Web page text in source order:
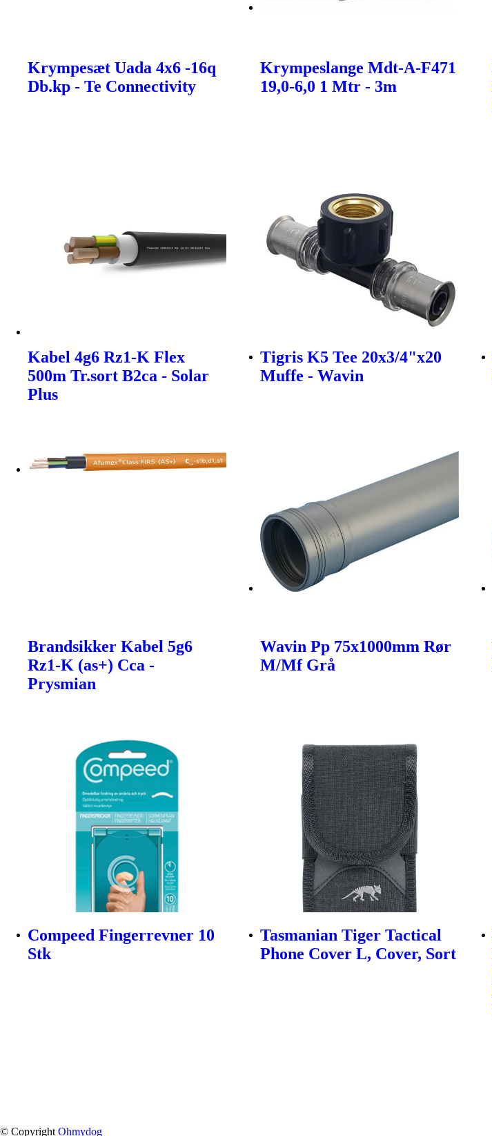
Krympesæt Uada 4x6 -16q
Db.kp - Te Connectivity
Krympeslange Mdt-A-F471
19,0-6,0 1 Mtr - 3m
Kabel 4g6 Rz1-K Flex
500m Tr.sort B2ca - Solar
Plus
Tigris K5 Tee 20x3/4"x20
Muffe - Wavin
Brandsikker Kabel 5g6
Rz1-K (as+) Cca -
Prysmian
Wavin Pp 75x1000mm Rør
M/Mf Grå
Compeed Fingerrevner 10
Stk
Tasmanian Tiger Tactical
Phone Cover L, Cover, Sort
© Copyright Ohmydog